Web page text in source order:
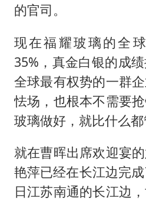
的官司。
现在福耀玻璃的全
35%，真金白银的成
全球最有权势的一群
怯场，也根本不需要
玻璃做好，就比什么都
就在曹晖出席欢迎宴
艳萍已经在长江边完
日江苏南通的长江边